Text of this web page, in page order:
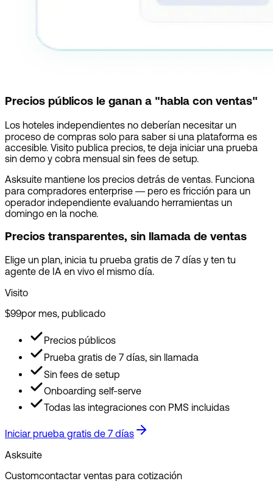
Precios públicos le ganan a "habla con ventas"
Los hoteles independientes no deberían necesitar un
proceso de compras solo para saber si una plataforma es
accesible. Visito publica precios, te deja iniciar una prueba
sin demo y cobra mensual sin fees de setup.
Asksuite mantiene los precios detrás de ventas. Funciona
para compradores enterprise — pero es fricción para un
operador independiente evaluando herramientas un
domingo en la noche.
Precios transparentes, sin llamada de ventas
Elige un plan, inicia tu prueba gratis de 7 días y ten tu
agente de IA en vivo el mismo día.
Visito
$99por mes, publicado
Precios públicos
Prueba gratis de 7 días, sin llamada
Sin fees de setup
Onboarding self-serve
Todas las integraciones con PMS incluidas
Iniciar prueba gratis de 7 días
Asksuite
Customcontactar ventas para cotización